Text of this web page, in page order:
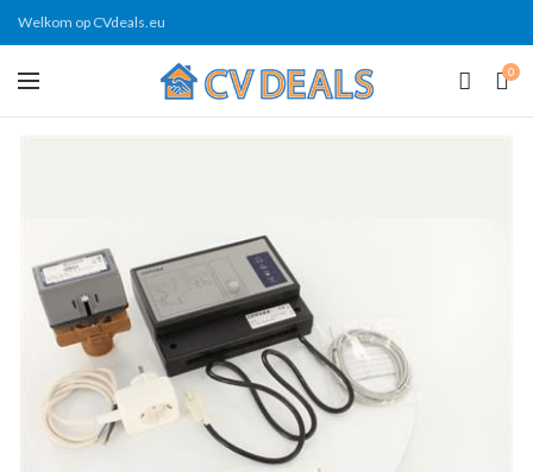
Welkom op CVdeals.eu
0